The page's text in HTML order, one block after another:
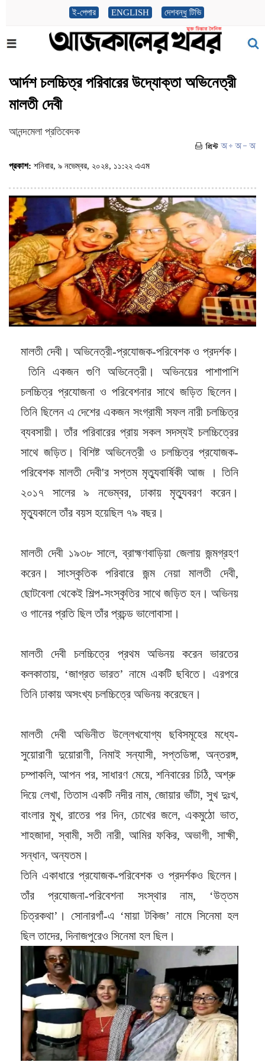
ই-পেপার ENGLISH দেশবন্ধু টিভি
আর্দশ চলচ্চিত্র পরিবারের উদ্যোক্তা অভিনেত্রী
মালতী দেবী
আনন্দমেলা প্রতিবেদক
প্রকাশ: শনিবার, ৯ নভেম্বর, ২০২৪, ১১:২২ এএম
মালতী দেবী। অভিনেত্রী-প্রযোজক-পরিবেশক ও প্রদর্শক।
তিনি একজন গুণি অভিনেত্রী। অভিনয়ের পাশাপাশি
চলচ্চিত্র প্রযোজনা ও পরিবেশনার সাথে জড়িত ছিলেন।
তিনি ছিলেন এ দেশের একজন সংগ্রামী সফল নারী চলচ্চিত্র
ব্যবসায়ী। তাঁর পরিবারের প্রায় সকল সদস্যই চলচ্চিত্রের
সাথে জড়িত। বিশিষ্ট অভিনেত্রী ও চলচ্চিত্র প্রযোজক-
পরিবেশক মালতী দেবী'র সপ্তম মৃত্যুবার্ষিকী আজ । তিনি
২০১৭ সালের ৯ নভেম্বর, ঢাকায় মৃত্যুবরণ করেন।
মৃত্যুকালে তাঁর বয়স হয়েছিল ৭৯ বছর।
মালতী দেবী ১৯৩৮ সালে, ব্রাহ্মণবাড়িয়া জেলায় জন্মগ্রহণ
করেন। সাংস্কৃতিক পরিবারে জন্ম নেয়া মালতী দেবী,
ছোটবেলা থেকেই শিল্প-সংস্কৃতির সাথে জড়িত হন। অভিনয়
ও গানের প্রতি ছিল তাঁর প্রচন্ড ভালোবাসা।
মালতী দেবী চলচ্চিত্রে প্রথম অভিনয় করেন ভারতের
কলকাতায়, ‘জাগ্রত ভারত’ নামে একটি ছবিতে। এরপরে
তিনি ঢাকায় অসংখ্য চলচ্চিত্রে অভিনয় করেছেন।
মালতী দেবী অভিনীত উল্লেখযোগ্য ছবিসমূহের মধ্যে-
সুয়োরাণী দুয়োরাণী, নিমাই সন্যাসী, সপ্তডিঙ্গা, অন্তরঙ্গ,
চম্পাকলি, আপন পর, সাধারণ মেয়ে, শনিবারের চিঠি, অশ্রু
দিয়ে লেখা, তিতাস একটি নদীর নাম, জোয়ার ভাঁটা, সুখ দুঃখ,
বাংলার মুখ, রাতের পর দিন, চোখের জলে, একমুঠো ভাত,
শাহজাদা, স্বামী, সতী নারী, আমির ফকির, অভাগী, সাক্ষী,
সন্ধান, অন্যতম।
তিনি একাধারে প্রযোজক-পরিবেশক ও প্রদর্শকও ছিলেন।
তাঁর প্রযোজনা-পরিবেশনা সংস্থার নাম, ‘উত্তম
চিত্রকথা’। সোনারগাঁ-এ ‘মায়া টকিজ’ নামে সিনেমা হল
ছিল তাদের, দিনাজপুরেও সিনেমা হল ছিল।